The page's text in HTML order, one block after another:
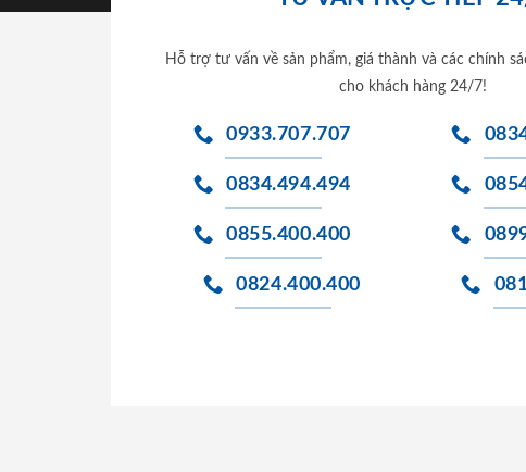
Hỗ trợ tư vấn về sản phẩm, giá thành và các chính
cho khách hàng 24/7!
0933.707.707
0834.494.494
0855.400.400
0824.400.400